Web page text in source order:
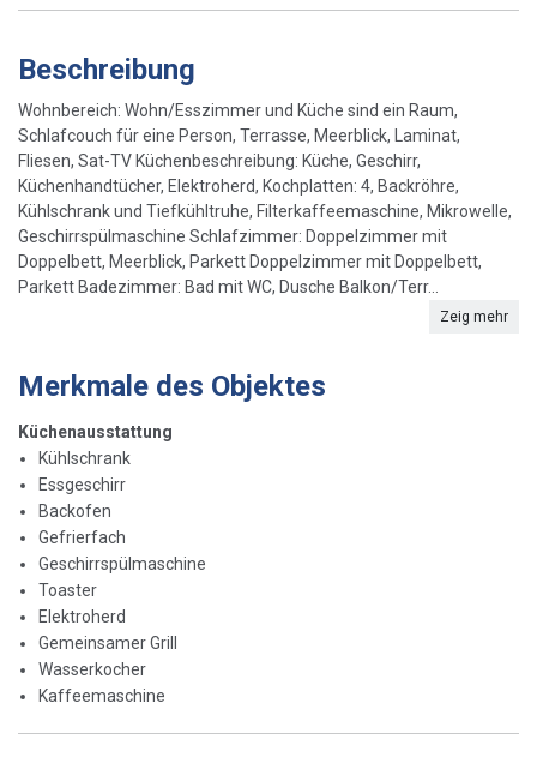
Beschreibung
Wohnbereich: Wohn/Esszimmer und Küche sind ein Raum,
Schlafcouch für eine Person, Terrasse, Meerblick, Laminat,
Fliesen, Sat-TV Küchenbeschreibung: Küche, Geschirr,
Küchenhandtücher, Elektroherd, Kochplatten: 4, Backröhre,
Kühlschrank und Tiefkühltruhe, Filterkaffeemaschine, Mikrowelle,
Geschirrspülmaschine Schlafzimmer: Doppelzimmer mit
Doppelbett, Meerblick, Parkett Doppelzimmer mit Doppelbett,
Parkett Badezimmer: Bad mit WC, Dusche Balkon/Terr...
Zeig mehr
Merkmale des Objektes
Küchenausstattung
Kühlschrank
Essgeschirr
Backofen
Gefrierfach
Geschirrspülmaschine
Toaster
Elektroherd
Gemeinsamer Grill
Wasserkocher
Kaffeemaschine